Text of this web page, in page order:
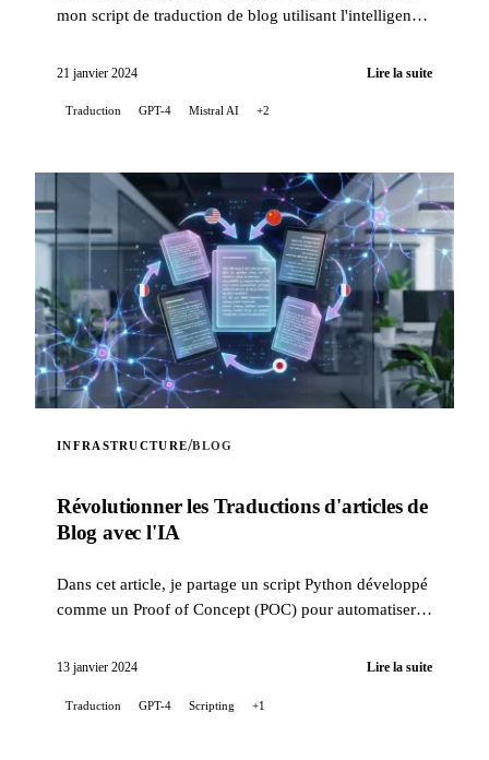
mon script de traduction de blog utilisant l'intelligence
21 janvier 2024 Lire la suite
Traduction GPT-4 Mistral AI +2
INFRASTRUCTURE/BLOG
Révolutionner les Traductions d'articles de
Blog avec l'IA
Dans cet article, je partage un script Python développé
comme un Proof of Concept (POC) pour automatiser la
13 janvier 2024 Lire la suite
Traduction GPT-4 Scripting +1